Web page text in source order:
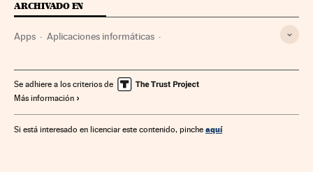
ARCHIVADO EN
Apps Aplicaciones informáticas
Informática Telefonía Tecnologías movilidad
Industria Ciencia
Se adhiere a los criterios de
Más información
Si está interesado en licenciar este contenido, pinche aquí